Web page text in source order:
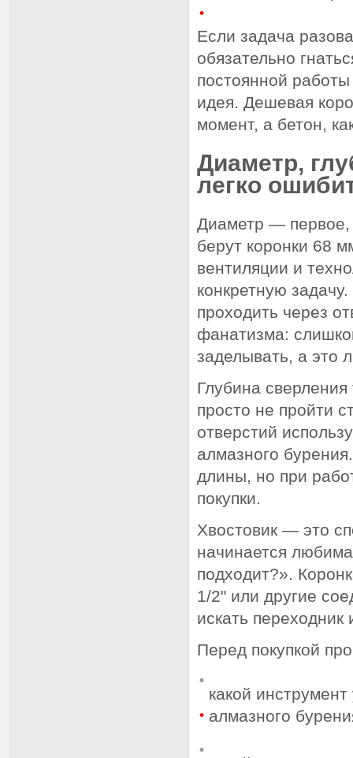
Если задача
обязательно
постоянной
идея. Дешевая
момент, а бетон,
Диаметр,
легко
Диаметр — первое,
берут коронки 68
вентиляции и
конкретную
проходить через
фанатизма:
заделывать, а это
Глубина
просто не пройти
отверстий
алмазного
длины, но при
покупки.
Хвостовик — это
начинается
подходит?».
1/2" или другие
искать переходник
Перед покупкой
какой
алмазного